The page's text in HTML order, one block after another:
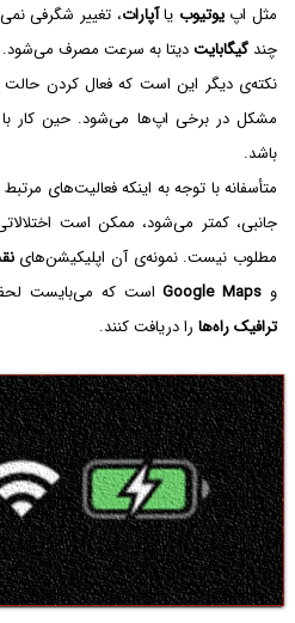
مثل اپیوتیوب یاآپارات، تغییر شگرفی
چندگیگابایتدیتا به سرعت مصرف می‌شود.
نکته‌ی دیگر این است که فعال کردن
مشکل در برخی اپ‌ها می‌شود. حین کار با
باشد.
متأسفانه با توجه به اینکه فعالیت‌های
جانبی، کمتر می‌شود، ممکن است
مطلوب نیست. نمونه‌ی آن اپلیکیشن‌های
و Google Mapsاست که می‌بایست لحظه
ترافیک راه‌ها را دریافت کنند.